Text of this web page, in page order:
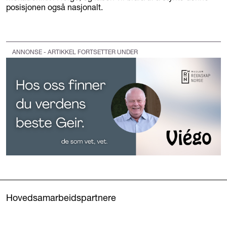
posisjonen også nasjonalt.
ANNONSE - ARTIKKEL FORTSETTER UNDER
Hovedsamarbeidspartnere